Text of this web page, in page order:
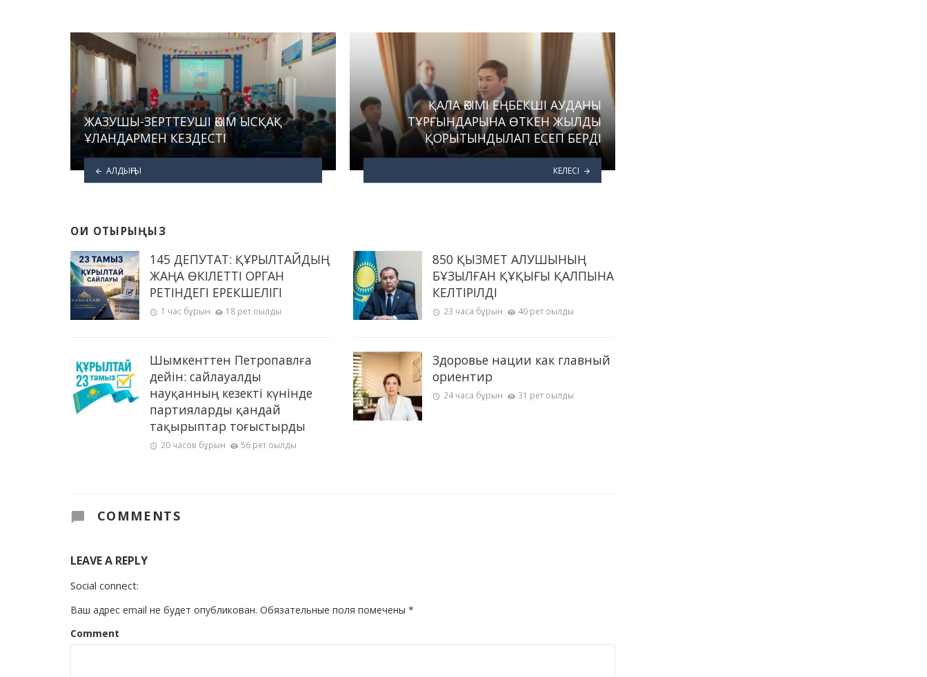
ЖАЗУШЫ-ЗЕРТТЕУШІ ӘКІМ ЫСҚАҚ
ҰЛАНДАРМЕН КЕЗДЕСТІ
АЛДЫҢҒЫ
ҚАЛА ӘКІМІ ЕҢБЕКШІ АУДАНЫ
ТҰРҒЫНДАРЫНА ӨТКЕН ЖЫЛДЫ
ҚОРЫТЫНДЫЛАП ЕСЕП БЕРДІ
КЕЛЕСІ
ОҚИ ОТЫРЫҢЫЗ
145 ДЕПУТАТ: ҚҰРЫЛТАЙДЫҢ
ЖАҢА ӨКІЛЕТТІ ОРГАН
РЕТІНДЕГІ ЕРЕКШЕЛІГІ
1 час бұрын 18 рет оқылды
Шымкенттен Петропавлға
дейін: сайлауалды
науқанның кезекті күнінде
партияларды қандай
тақырыптар тоғыстырды
20 часов бұрын 56 рет оқылды
850 ҚЫЗМЕТ АЛУШЫНЫҢ
БҰЗЫЛҒАН ҚҰҚЫҒЫ ҚАЛПЫНА
КЕЛТІРІЛДІ
23 часа бұрын 40 рет оқылды
Здоровье нации как главный
ориентир
24 часа бұрын 31 рет оқылды
COMMENTS
LEAVE A REPLY
Social connect:
Ваш адрес email не будет опубликован. Обязательные поля помечены *
Comment